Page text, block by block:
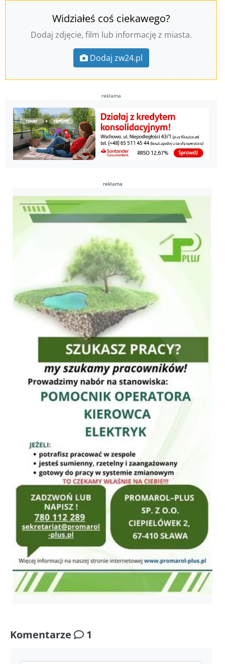
Widziałeś coś ciekawego?
Dodaj zdjęcie, film lub informację z miasta.
Dodaj zw24.pl
reklama
reklama
Komentarze 1